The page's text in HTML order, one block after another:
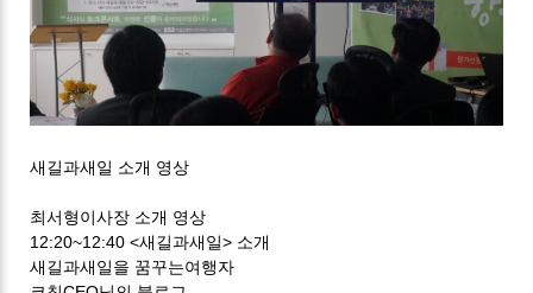
새길과새일 소개 영상
최서형이사장 소개 영상
12:20~12:40 <새길과새일> 소개
새길과새일을 꿈꾸는여행자